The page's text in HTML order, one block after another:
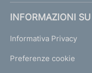
INFORMAZIONI
Informativa Privacy
Preferenze cookie